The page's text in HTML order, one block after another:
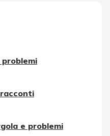
e problemi